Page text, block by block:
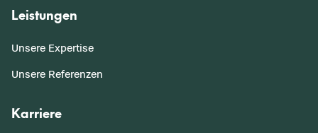
Leistungen
Unsere Expertise
Unsere Referenzen
Karriere